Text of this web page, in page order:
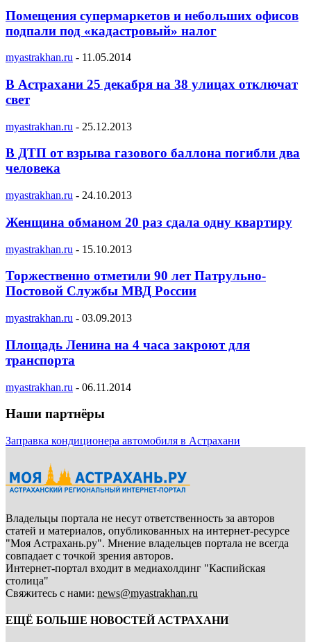
Помещения супермаркетов и небольших офисов
подпали под «кадастровый» налог
myastrakhan.ru - 11.05.2014
В Астрахани 25 декабря на 38 улицах отключат
свет
myastrakhan.ru - 25.12.2013
В ДТП от взрыва газового баллона погибли два
человека
myastrakhan.ru - 24.10.2013
Женщина обманом 20 раз сдала одну квартиру
myastrakhan.ru - 15.10.2013
Торжественно отметили 90 лет Патрульно-
Постовой Службы МВД России
myastrakhan.ru - 03.09.2013
Площадь Ленина на 4 часа закроют для
транспорта
myastrakhan.ru - 06.11.2014
Наши партнёры
Заправка кондиционера автомобиля в Астрахани
Владельцы портала не несут ответственность за авторов
статей и материалов, опубликованных на интернет-ресурсе
"Моя Астрахань.ру". Мнение владельцев портала не всегда
совпадает с точкой зрения авторов.
Интернет-портал входит в медиахолдинг "Каспийская
столица"
Свяжитесь с нами: news@myastrakhan.ru
ЕЩЁ БОЛЬШЕ НОВОСТЕЙ АСТРАХАНИ